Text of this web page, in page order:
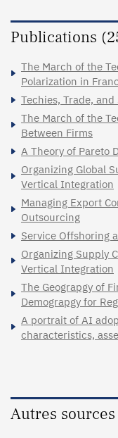
Publications
The March of the
Polarization in
Techies, Trade,
The March of the
Between Firms
A Theory of Pareto
Organizing Global
Vertical Integration
Managing Export
Outsourcing
Service Offshoring
Organizing Supply
Vertical Integration
The Geograpgy of
Demograpgy for
A portrait of AI
characteristics,
Autres